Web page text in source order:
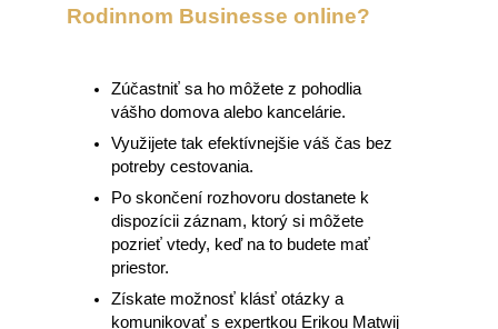
Rodinnom Businesse online?
Zúčastniť sa ho môžete z pohodlia
vášho domova alebo kancelárie.
Využijete tak efektívnejšie váš čas bez
potreby cestovania.
Po skončení rozhovoru dostanete k
dispozícii záznam, ktorý si môžete
pozrieť vtedy, keď na to budete mať
priestor.
Získate možnosť klásť otázky a
komunikovať s expertkou Erikou Matwij